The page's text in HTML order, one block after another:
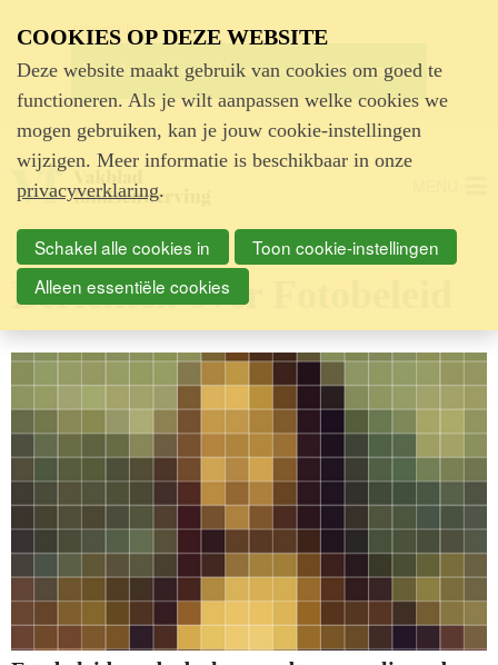
Advertentie
Berichten over Fotobeleid
COOKIES OP DEZE WEBSITE
Deze website maakt gebruik van cookies om goed te
functioneren. Als je wilt aanpassen welke cookies we
mogen gebruiken, kan je jouw cookie-instellingen
wijzigen. Meer informatie is beschikbaar in onze
privacyverklaring.
Schakel alle cookies in
Toon cookie-instellingen
Alleen essentiële cookies